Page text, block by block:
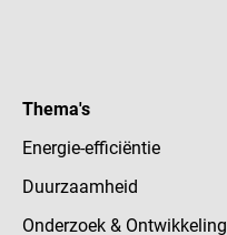
Thema's
Energie-efficiëntie
Duurzaamheid
Onderzoek & Ontwikkeling